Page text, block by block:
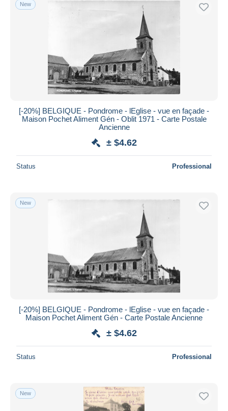
New
[-20%] BELGIQUE - Pondrome - lEglise - vue en façade -
Maison Pochet Aliment Gén - Oblit 1971 - Carte Postale
Ancienne
± $4.62
Status Professional
New
[-20%] BELGIQUE - Pondrome - lEglise - vue en façade -
Maison Pochet Aliment Gén - Carte Postale Ancienne
± $4.62
Status Professional
New